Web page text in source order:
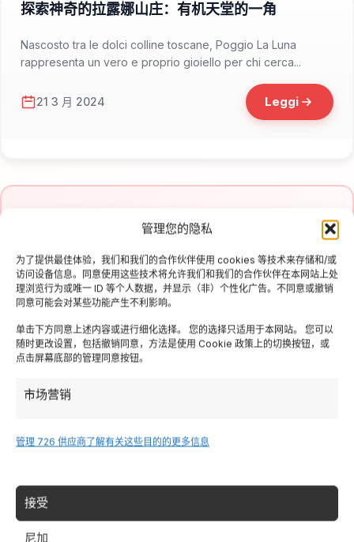
管理您的隐私
为了提供最佳体验，我们和我们的合作伙伴使用 cookies 等技术来存储和/或
访问设备信息。同意使用这些技术将允许我们和我们的合作伙伴在本网站上处
理浏览行为或唯一 ID 等个人数据，并显示（非）个性化广告。不同意或撤销
同意可能会对某些功能产生不利影响。
单击下方同意上述内容或进行细化选择。 您的选择只适用于本网站。 您可以
随时更改设置，包括撤销同意，方法是使用 Cookie 政策上的切换按钮，或
点击屏幕底部的管理同意按钮。
市场营销
管理 726 供应商了解有关这些目的的更多信息
接受
尼加
探索神奇的拉露娜山庄：有机天堂的一角
Nascosto tra le dolci colline toscane, Poggio La Luna
rappresenta un vero e proprio gioiello per chi cerca...
21 3 月 2024 Leggi
✉
Resta aggiornato sull'Italia
Iscriviti alla newsletter per ricevere guide di viaggio,
offerte esclusive e ispirazioni settimanali
Iscriviti